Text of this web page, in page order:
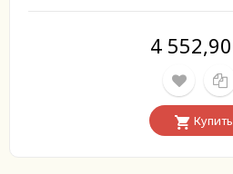
4 552,90
Купить